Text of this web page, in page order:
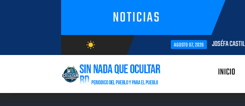
NOTICIAS
wb_sunny
AGOSTO/8/2026
AGOSTO 07, 2026 JOSÉFA CASTILLO:
INICIO